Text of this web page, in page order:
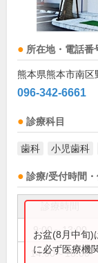
所在地・電話番
熊本県熊本市南区
096-342-6661
診療科目
歯科 小児歯科
診療/受付時間・
9:00～13:00
14:00～18:00
お盆(8月中旬)
に必ず医療機